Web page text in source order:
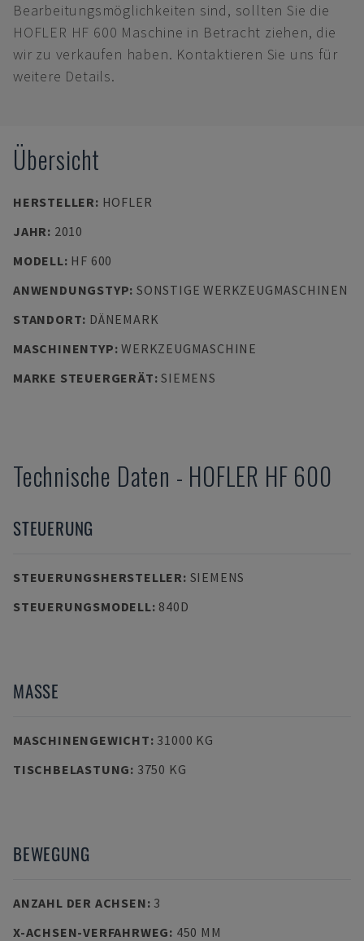
Bearbeitungsmöglichkeiten sind, sollten Sie die
HOFLER HF 600 Maschine in Betracht ziehen, die
wir zu verkaufen haben. Kontaktieren Sie uns für
weitere Details.
Übersicht
HERSTELLER: HOFLER
JAHR: 2010
MODELL: HF 600
ANWENDUNGSTYP: SONSTIGE WERKZEUGMASCHINEN
STANDORT: DÄNEMARK
MASCHINENTYP:WERKZEUGMASCHINE
MARKE STEUERGERÄT:SIEMENS
Technische Daten - HOFLER HF 600
STEUERUNG
STEUERUNGSHERSTELLER: SIEMENS
STEUERUNGSMODELL: 840D
MASSE
MASCHINENGEWICHT: 31000 KG
TISCHBELASTUNG: 3750 KG
BEWEGUNG
ANZAHL DER ACHSEN: 3
X-ACHSEN-VERFAHRWEG: 450 MM